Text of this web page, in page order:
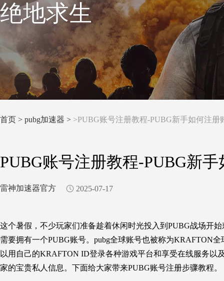
绝地求生
首页 > pubg加速器 > >PUBG账号注册教程-PUBG新手如何注册
PUBG账号注册教程-PUBG新
雷神加速器官方 2025-07-17
这个暑假，不少玩家们准备趁着休闲时光投入到PUBG战场开
需要拥有一个PUBG账号。pubg全球账号也被称为KRAFTON
以用自己的KRAFTON ID登录各种游戏平台和享受在线服务
家的宝贵私人信息。下面给大家带来PUBG账号注册步骤教程。